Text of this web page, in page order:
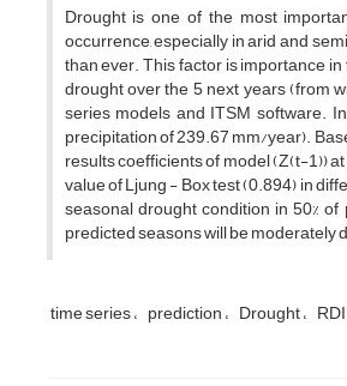
Drought is one of the most
occurrence, especially in arid and
than ever. This factor is importance
drought over the 5 next years (from
series models and ITSM software.
precipitation of 239.67 mm/year).
results coefficients of model (Z(t-1))
value of Ljung - Box test (0.894) in
seasonal drought condition in 50%
predicted seasons will be moderately
time series prediction Drought